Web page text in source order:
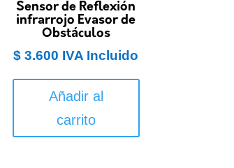
Sensor de Reflexión
infrarrojo Evasor de
Obstáculos
$ 3.600 IVA Incluido
Añadir al
carrito